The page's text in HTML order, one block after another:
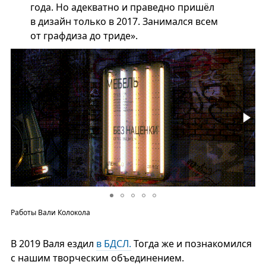
года. Но адекватно и праведно пришёл
в дизайн только в 2017. Занимался всем
от графдиза до триде».
Работы Вали Колокола
В 2019 Валя ездил в БДСЛ. Тогда же и познакомился
с нашим творческим объединением.